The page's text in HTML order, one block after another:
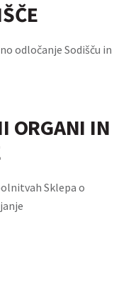
odločanje Sodišču in
ORGANI IN
Sklepa o